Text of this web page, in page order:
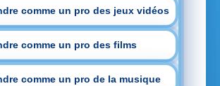
comme un pro des jeux vidéos
comme un pro des films
comme un pro de la musique